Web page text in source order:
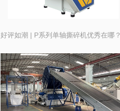
好评如潮 | P系列单轴撕碎机优秀在哪？